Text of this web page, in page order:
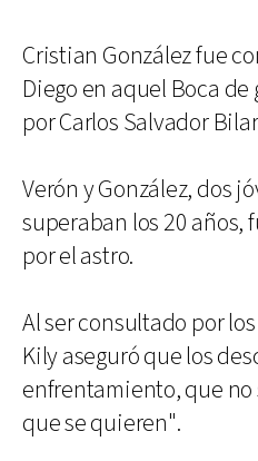
Cristian González fue
Diego en aquel Boca
por Carlos Salvador
Verón y González, dos
superaban los 20 años,
por el astro.
Al ser consultado por
Kily aseguró que los
enfrentamiento, que no
que se quieren".